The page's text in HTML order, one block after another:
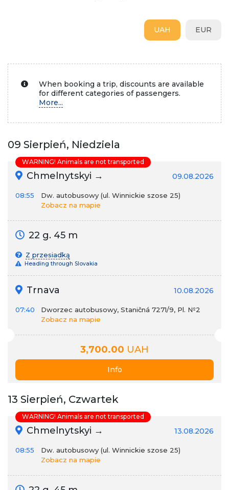
EUR
UAH
When booking a trip, discounts are available
for different categories of passengers.
More...
09 Sierpień, Niedziela
Chmelnytskyi → 09.08.2026
08:55
Dw. autobusowy (ul. Winnickie szose 25)
Zobacz na mapie
22 g. 45 m
Z przesiadką
Heading through Slovakia
Trnava 10.08.2026
07:40
Dworzec autobusowy, Staničná 7271/9, Pl. №2
Zobacz na mapie
3,700.00 UAH
Info
WARNING! Animals are not transported
13 Sierpień, Czwartek
Chmelnytskyi → 13.08.2026
08:55
Dw. autobusowy (ul. Winnickie szose 25)
Zobacz na mapie
WARNING! Animals are not transported